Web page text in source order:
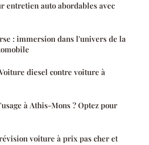
entretien auto abordables avec
: immersion dans l'univers de la
diesel contre voiture à
à Athis-Mons ? Optez pour
voiture à prix pas cher et